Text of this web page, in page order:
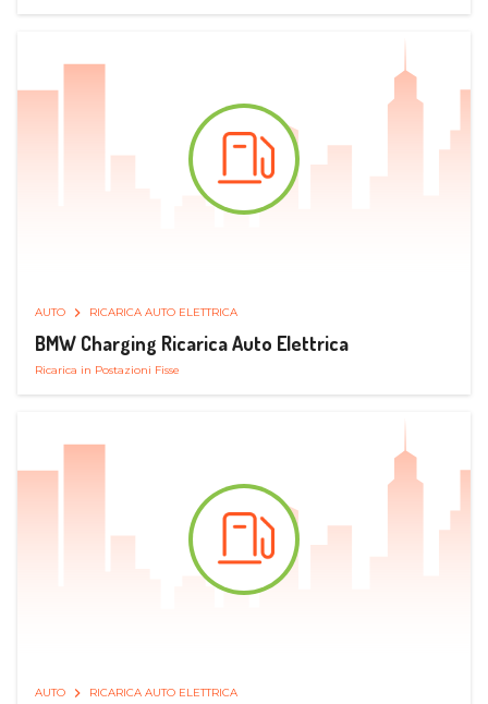
AUTO RICARICA AUTO ELETTRICA
BMW Charging Ricarica Auto Elettrica
Ricarica in Postazioni Fisse
AUTO RICARICA AUTO ELETTRICA